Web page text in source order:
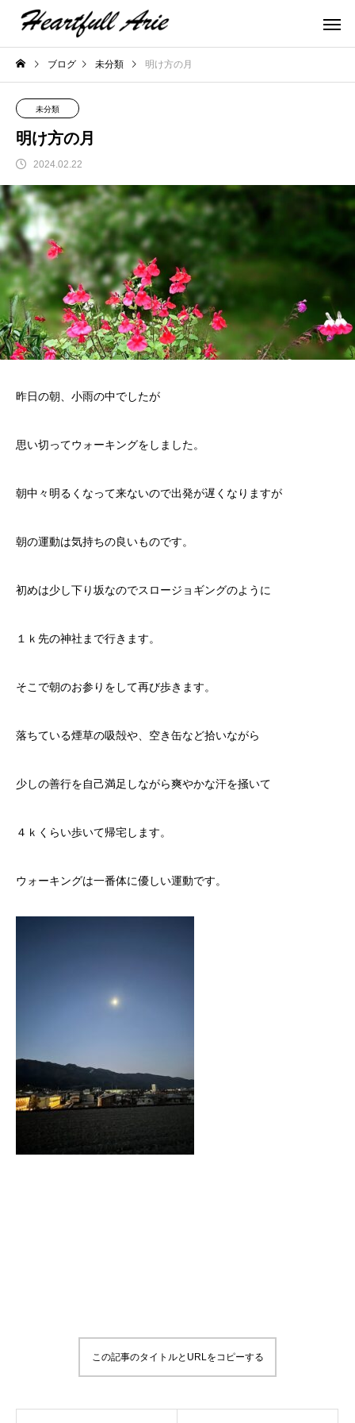
ブログ 未分類 明け方の月
未分類
明け方の月
2024.02.22
昨日の朝、小雨の中でしたが
思い切ってウォーキングをしました。
朝中々明るくなって来ないので出発が遅くなりますが
朝の運動は気持ちの良いものです。
初めは少し下り坂なのでスロージョギングのように
１ｋ先の神社まで行きます。
そこで朝のお参りをして再び歩きます。
落ちている煙草の吸殻や、空き缶など拾いながら
少しの善行を自己満足しながら爽やかな汗を掻いて
４ｋくらい歩いて帰宅します。
ウォーキングは一番体に優しい運動です。
この記事のタイトルとURLをコピーする